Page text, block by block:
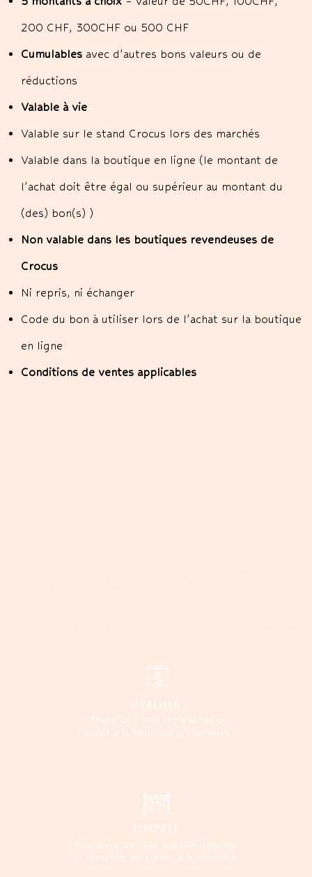
200 CHF, 300CHF ou 500 CHF
Cumulables avec d’autres bons valeurs ou de
réductions
Valable à vie
Valable sur le stand Crocus lors des marchés
Valable dans la boutique en ligne (le montant de
l’achat doit être égal ou supérieur au montant du
(des) bon(s) )
Non valable dans les boutiques revendeuses de
Crocus
Ni repris, ni échanger
Code du bon à utiliser lors de l’achat sur la boutique
en ligne
Conditions de ventes applicables
LIVRAISON
Offerte dès 200 Chf d'achat ou
retrait à la boutique à Villeneuve
ESSAYAGE
Possibilité de venir essayer, toucher
et ressentir les pièces à la boutique.